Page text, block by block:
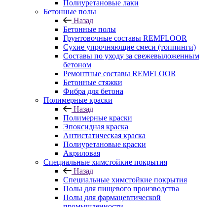
Полиуретановые лаки
Бетонные полы
Назад
Бетонные полы
Грунтовочные составы REMFLOOR
Сухие упрочняющие смеси (топпинги)
Составы по уходу за свежевыложенным
бетоном
Ремонтные составы REMFLOOR
Бетонные стяжки
Фибра для бетона
Полимерные краски
Назад
Полимерные краски
Эпоксидная краска
Антистатическая краска
Полиуретановые краски
Акриловая
Специальные химстойкие покрытия
Назад
Специальные химстойкие покрытия
Полы для пищевого производства
Полы для фармацевтической